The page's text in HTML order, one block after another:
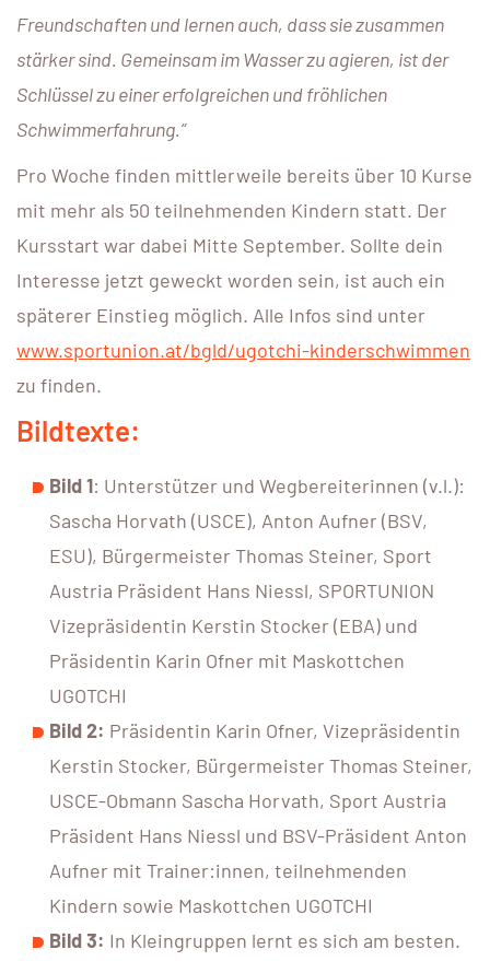
Freundschaften und lernen auch, dass sie zusammen
stärker sind. Gemeinsam im Wasser zu agieren, ist der
Schlüssel zu einer erfolgreichen und fröhlichen
Schwimmerfahrung.“
Pro Woche finden mittlerweile bereits über 10 Kurse
mit mehr als 50 teilnehmenden Kindern statt. Der
Kursstart war dabei Mitte September. Sollte dein
Interesse jetzt geweckt worden sein, ist auch ein
späterer Einstieg möglich. Alle Infos sind unter
www.sportunion.at/bgld/ugotchi-kinderschwimmen
zu finden.
Bildtexte:
Bild 1: Unterstützer und Wegbereiterinnen (v.l.):
Sascha Horvath (USCE), Anton Aufner (BSV,
ESU), Bürgermeister Thomas Steiner, Sport
Austria Präsident Hans Niessl, SPORTUNION
Vizepräsidentin Kerstin Stocker (EBA) und
Präsidentin Karin Ofner mit Maskottchen
UGOTCHI
Bild 2: Präsidentin Karin Ofner, Vizepräsidentin
Kerstin Stocker, Bürgermeister Thomas Steiner,
USCE-Obmann Sascha Horvath, Sport Austria
Präsident Hans Niessl und BSV-Präsident Anton
Aufner mit Trainer:innen, teilnehmenden
Kindern sowie Maskottchen UGOTCHI
Bild 3: In Kleingruppen lernt es sich am besten.